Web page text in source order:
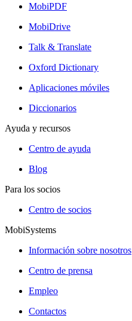
MobiPDF
MobiDrive
Talk & Translate
Oxford Dictionary
Aplicaciones móviles
Diccionarios
Ayuda y recursos
Centro de ayuda
Blog
Para los socios
Centro de socios
MobiSystems
Información sobre nosotros
Centro de prensa
Empleo
Contactos